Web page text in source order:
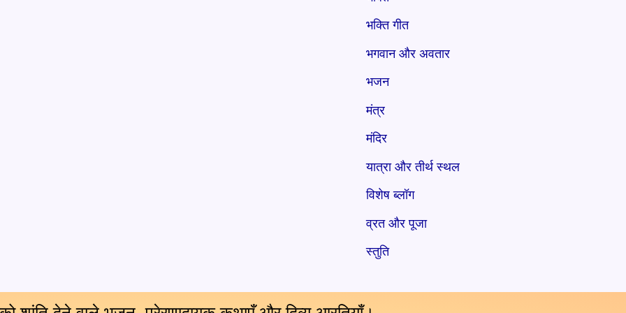
भक्ति गीत
भगवान और अवतार
भजन
मंत्र
मंदिर
यात्रा और तीर्थ स्थल
विशेष ब्लॉग
व्रत और पूजा
स्तुति